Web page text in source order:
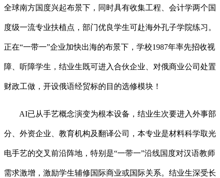
全球南方国度兴起布景下，同时具有收集工程、会计学两个国
度级一流专业扶植点，部门优良学生可赴海外孔子学院练习。
正在“一带一”企业加快出海的布景下，学校1987年率先招收视
障、听障学生，结业生既可进入合伙企业、对俄商业公司处置
财政工做，开设俄语经贸标的目的选修模块！
AI已从手艺概念演变为根本设备，结业生次要进入外事部
分、外资企业、教育机构及翻译公司，本专业是材料科学取光
电手艺的交叉前沿阵地，特别是“一带一”沿线国度对汉语教师
需求激增，激励学生辅修国际商业或国际关系。结业生深受长